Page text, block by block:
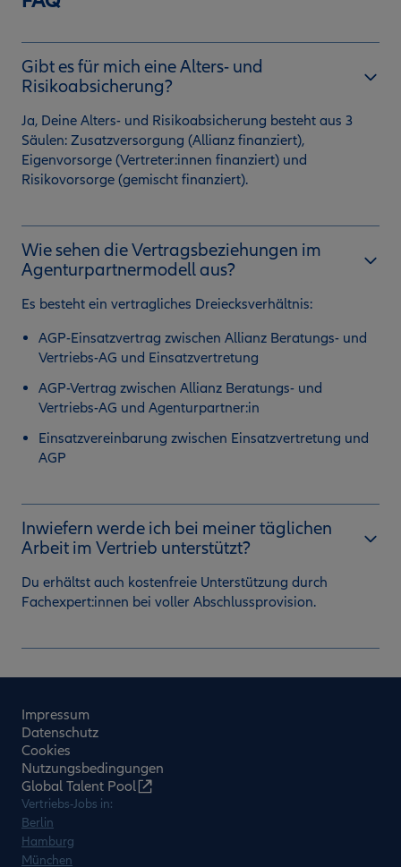
Gibt es für mich eine Alters- und
Risikoabsicherung?
Ja, Deine Alters- und Risikoabsicherung besteht aus 3
Säulen: Zusatzversorgung (Allianz finanziert),
Eigenvorsorge (Vertreter:innen finanziert) und
Risikovorsorge (gemischt finanziert).
Wie sehen die Vertragsbeziehungen im
Agenturpartnermodell aus?
Es besteht ein vertragliches Dreiecksverhältnis:
AGP-Einsatzvertrag zwischen Allianz Beratungs- und
Vertriebs-AG und Einsatzvertretung
AGP-Vertrag zwischen Allianz Beratungs- und
Vertriebs-AG und Agenturpartner:in
Einsatzvereinbarung zwischen Einsatzvertretung und
AGP
Inwiefern werde ich bei meiner täglichen
Arbeit im Vertrieb unterstützt?
Du erhältst auch kostenfreie Unterstützung durch
Fachexpert:innen bei voller Abschlussprovision.
Impressum
Datenschutz
Cookies
Nutzungsbedingungen
Global Talent Pool
Vertriebs-Jobs in:
Berlin
Hamburg
München